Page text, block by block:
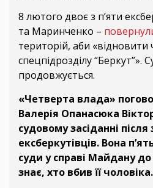
8 лютого двоє з п’яти
та Маринченко –
територій, аби «відновити
спецпідрозділу “Беркут”».
продовжується.
«Четверта влада»
Валерія Опанасюка
судовому засіданні після
ексберкутівців. Вона
суди у справі Майдану до
знає, хто вбив її чоловіка.